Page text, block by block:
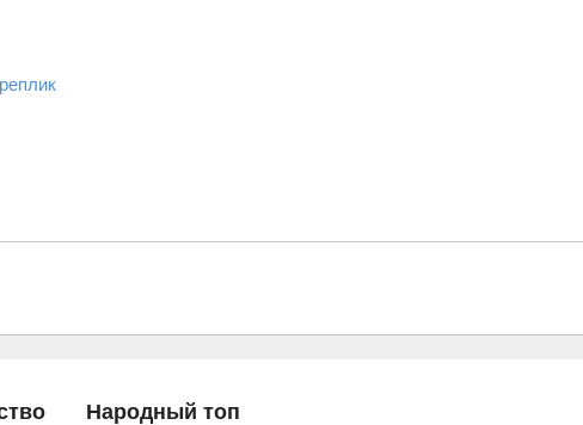
Народный топ